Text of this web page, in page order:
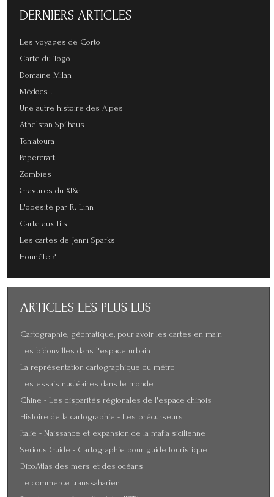
DERNIERS ARTICLES
Les voyages de Corto
Carte du Togo
Domaine Milan
Médocs !
Une autre histoire des Alpes
Athelstan Spilhaus
Tchiatoura
Papercraft
Zombies
Gravures du XIXe
L'obésité par R. Linn
Carte aux fils
Les cartes de Jenni Sparks
Honnête ?
ARTICLES LES PLUS LUS
Cartographie, géomatique, pour avoir les cartes en main
Les bidonvilles dans l'espace urbain
La représentation cartographique du métro
Les essais nucléaires dans le monde
Chine - Les disparités régionales de l'espace chinois
Histoire de la cartographie - Les précurseurs
Italie - Naissance et expansion de la mafia sicilienne
Serious Guide - Cartographie pour guide touristique
DicoAtlas des mers et des océans
Le commerce transsaharien